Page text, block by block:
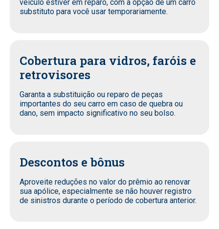
veículo estiver em reparo, com a opção de um carro
substituto para você usar temporariamente.
Cobertura para vidros, faróis e
retrovisores
Garanta a substituição ou reparo de peças
importantes do seu carro em caso de quebra ou
dano, sem impacto significativo no seu bolso.
Descontos e bônus
Aproveite reduções no valor do prêmio ao renovar
sua apólice, especialmente se não houver registro
de sinistros durante o período de cobertura anterior.